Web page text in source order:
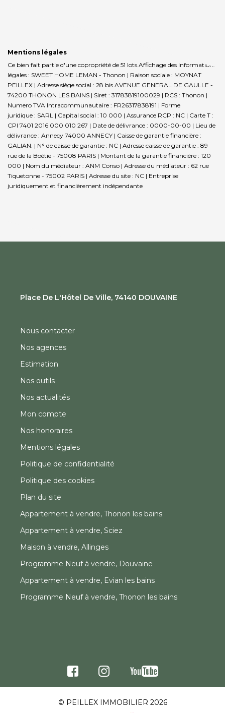
Mentions légales
Ce bien fait partie d'une copropriété de 51 lots.Affichage des informations
légales : SWEET HOME LEMAN - Thonon | Raison sociale : MOYNAT
PEILLEX | Adresse siège social : 28 bis AVENUE GENERAL DE GAULLE -
74200 THONON LES BAINS | Siret : 31783819100029 | RCS : Thonon |
Numero TVA Intracommunautaire : FR26317838191 | Forme
juridique : SARL | Capital social : 10 000 | Assurance RCP : NC | Carte T :
CPI 7401 2016 000 010 267 | Date de délivrance : 0000-00-00 | Lieu de
délivrance : Annecy 74000 ANNECY | Caisse de garantie financière :
GALIAN. | N° de caisse de garantie : NC | Adresse caisse de garantie : 89
rue de la Boétie - 75008 PARIS | Montant de la garantie financière : 120
000 | Nom du médiateur : ANM Conso | Adresse du médiateur : 62 rue
Tiquetonne - 75002 PARIS | Adresse du site : NC | Entreprise
juridiquement et financièrement indépendante
Place De L'Hôtel De Ville, 74140 DOUVAINE
Nous contacter
Nos agences
Estimation
Nos outils
Nos actualités
Mon compte
Nos honoraires
Mentions légales
Politique de confidentialité
Politique des cookies
Plan du site
Appartement à vendre, Thonon les bains
Appartement à vendre, Sciez
Maison à vendre, Allinges
Programme Neuf à vendre, Douvaine
Appartement à vendre, Evian les bains
Programme Neuf à vendre, Thonon les bains
© PEILLEX IMMOBILIER 2026